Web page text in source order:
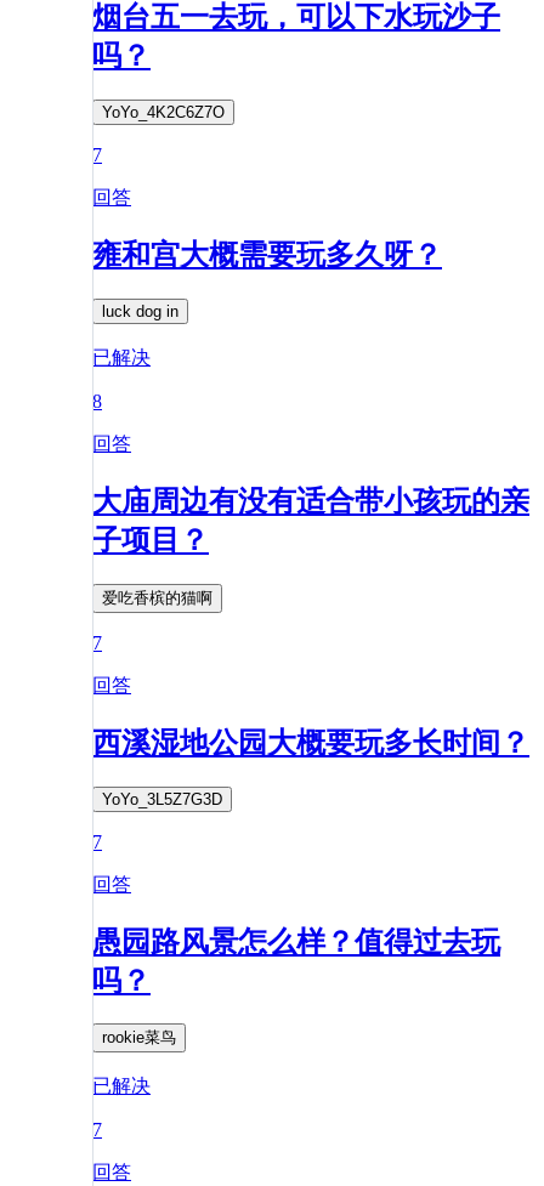
烟台五一去玩，可以下水玩沙子
吗？
YoYo_4K2C6Z7O
7
回答
雍和宫大概需要玩多久呀？
luck dog in
已解决
8
回答
大庙周边有没有适合带小孩玩的亲
子项目？
爱吃香槟的猫啊
7
回答
西溪湿地公园大概要玩多长时间？
YoYo_3L5Z7G3D
7
回答
愚园路风景怎么样？值得过去玩
吗？
rookie菜鸟
已解决
7
回答